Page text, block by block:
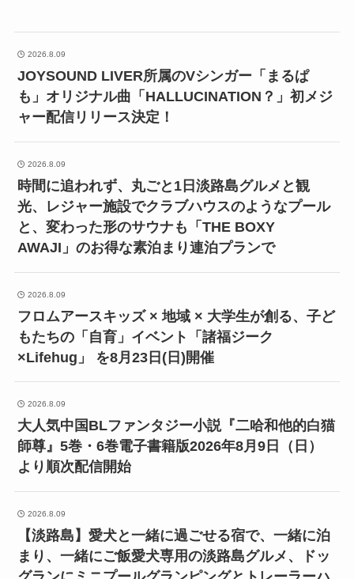
2026.8.09
JOYSOUND LIVER所属のVシンガー「まるぱ
も」オリジナル曲「HALLUCINATION？」初メジ
ャー配信リリース決定！
2026.8.09
時間に追われず、丸ごと1日淡路島グルメと観
光、レジャー施設でクラブハウスのようなプール
と、変わった形のサウナも「THE BOXY
AWAJI」のお得な素泊まり連泊プランで
2026.8.09
フロムアースキッズ × 地域 × 大学生が創る、子ど
もたちの「自育」イベント「諸福ジーク
×Lifehug」 を8月23日(日)開催
2026.8.09
大人気中国BLファンタジー小説『二哈和他的白猫
師尊』5巻・6巻電子書籍版2026年8月9日（日）
より順次配信開始
2026.8.09
【淡路島】愛犬と一緒に過ごせる宿で、一緒に泊
まり、一緒にご飯愛犬専用の淡路島グルメ、ドッ